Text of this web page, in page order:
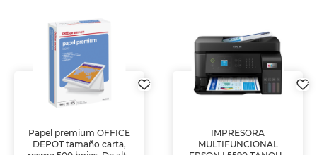
Papel premium OFFICE
DEPOT tamaño carta,
IMPRESORA
MULTIFUNCIONAL